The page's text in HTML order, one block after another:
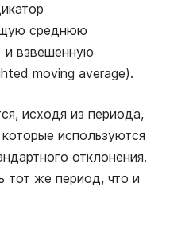
среднюю
и взвешенную
moving average).
исходя из периода,
используются
отклонения.
тот же период, что и